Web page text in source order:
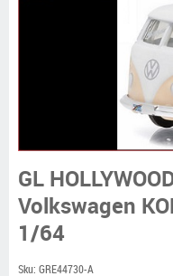
GL
Volkswagen
1/64
Sku: GRE44730-A